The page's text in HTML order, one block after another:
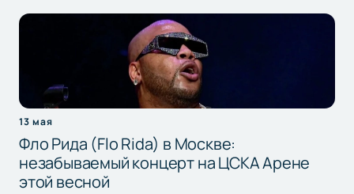
13 мая
Фло Рида (Flo Rida) в Москве:
незабываемый концерт на ЦСКА Арене
этой весной